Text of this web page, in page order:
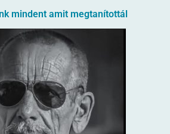
mindent amit megtanítottál